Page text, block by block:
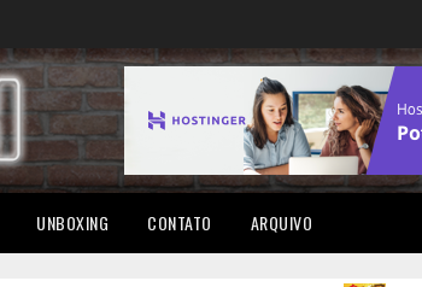
UNBOXING CONTATO ARQUIVO